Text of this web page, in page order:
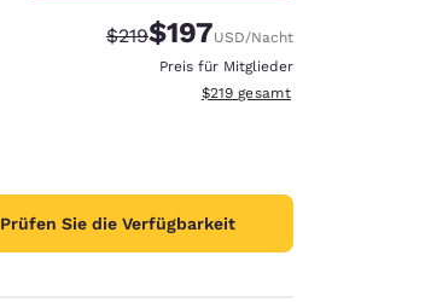
Durchgestrichener Preis:
$219Vergünstigter Preis:
$197USD/Nacht
Preis für Mitglieder
Geschätzte Gesamtdetails
$219 gesamt
Prüfen Sie die Verfügbarkeit